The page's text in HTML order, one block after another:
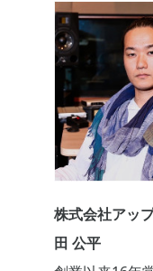
株式会社アッ
田 公平